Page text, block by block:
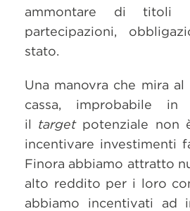
ammontare di titoli
partecipazioni,
stato.
Una manovra che mira
cassa, improbabile in
il target potenziale non
incentivare investimenti
Finora abbiamo attratto
alto reddito per i loro
abbiamo incentivati ad